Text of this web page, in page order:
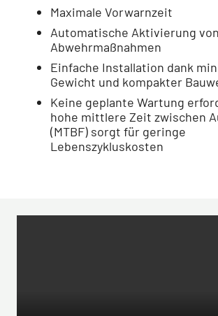
Maximale Vorwarnzeit
Automatische Aktivierung von
Abwehrmaßnahmen
Einfache Installation dank
Gewicht und kompakter
Keine geplante Wartung
hohe mittlere Zeit zwischen
(MTBF) sorgt für geringe
Lebenszykluskosten